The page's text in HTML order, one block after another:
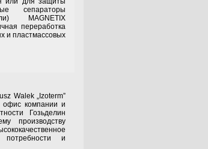
сепараторы
MAGNETIX
переработка
и пластмассовых
Walek „Izoterm”
офис компании и
Гозьделин
производству
потребности и